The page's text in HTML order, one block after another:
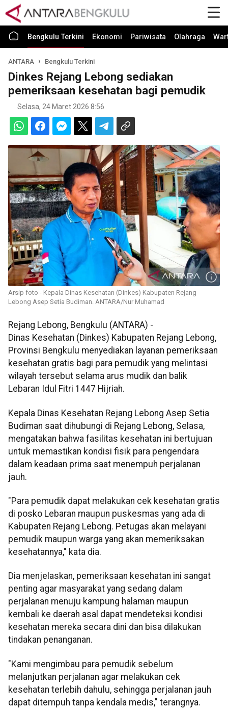
Bengkulu Terkini Ekonomi Pariwisata Olahraga
ANTARA Bengkulu Terkini
Dinkes Rejang Lebong sediakan
pemeriksaan kesehatan bagi pemudik
Selasa, 24 Maret 2026 8:56
Arsip foto - Kepala Dinas Kesehatan (Dinkes) Kabupaten Rejang
Lebong Asep Setia Budiman. ANTARA/Nur Muhamad
Rejang Lebong, Bengkulu (ANTARA) -
Dinas Kesehatan (Dinkes) Kabupaten Rejang Lebong,
Provinsi Bengkulu menyediakan layanan pemeriksaan
kesehatan gratis bagi para pemudik yang melintasi
wilayah tersebut selama arus mudik dan balik
Lebaran Idul Fitri 1447 Hijriah.
Kepala Dinas Kesehatan Rejang Lebong Asep Setia
Budiman saat dihubungi di Rejang Lebong, Selasa,
mengatakan bahwa fasilitas kesehatan ini bertujuan
untuk memastikan kondisi fisik para pengendara
dalam keadaan prima saat menempuh perjalanan
jauh.
"Para pemudik dapat melakukan cek kesehatan gratis
di posko Lebaran maupun puskesmas yang ada di
Kabupaten Rejang Lebong. Petugas akan melayani
pemudik maupun warga yang akan memeriksakan
kesehatannya," kata dia.
Dia menjelaskan, pemeriksaan kesehatan ini sangat
penting agar masyarakat yang sedang dalam
perjalanan menuju kampung halaman maupun
kembali ke daerah asal dapat mendeteksi kondisi
kesehatan mereka secara dini dan bisa dilakukan
tindakan penanganan.
"Kami mengimbau para pemudik sebelum
melanjutkan perjalanan agar melakukan cek
kesehatan terlebih dahulu, sehingga perjalanan jauh
dapat ditempuh tanpa kendala medis," terangnya.